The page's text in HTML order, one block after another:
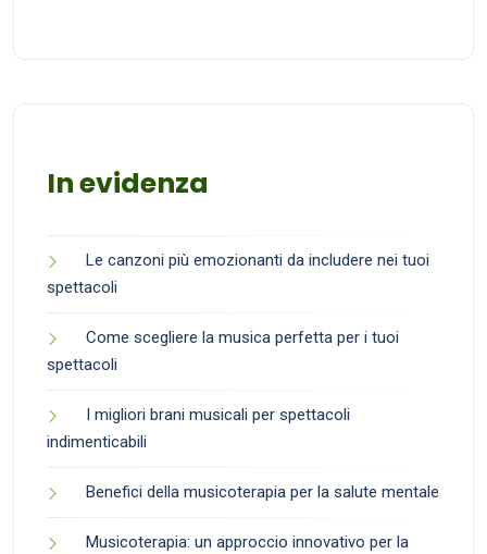
In evidenza
Le canzoni più emozionanti da includere nei tuoi
spettacoli
Come scegliere la musica perfetta per i tuoi
spettacoli
I migliori brani musicali per spettacoli
indimenticabili
Benefici della musicoterapia per la salute mentale
Musicoterapia: un approccio innovativo per la